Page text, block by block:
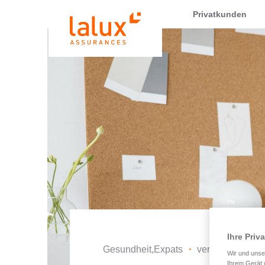
LALUX AssurancesPrivatkunden
Gesundheit,Expats ・ veröffentlicht
Ihre
Wir und
Ihrem Gerät